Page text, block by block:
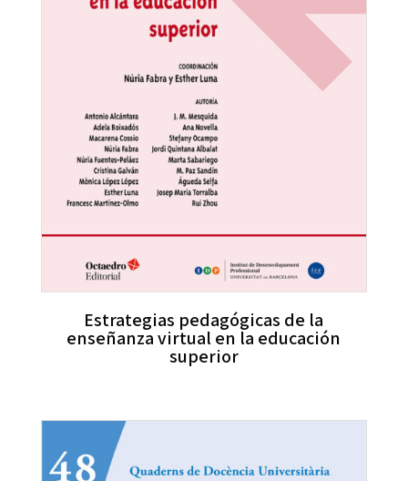
Estrategias pedagógicas de la
enseñanza virtual en la educación
superior